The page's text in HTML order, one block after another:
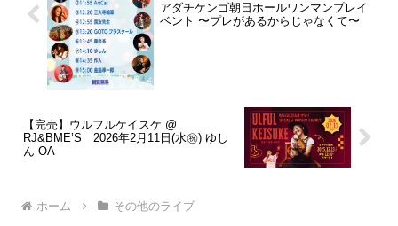
アダチケンゴ朝日ホールワンマンプレイ
ベント 〜プレがあるからじゃなくて〜
【完売】ウルフルケイスケ @
RJ&BME’S 2026年2月11日(水㊗️) ゆし
ん OA
ホーム その他のライブ